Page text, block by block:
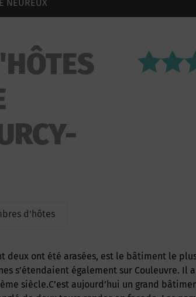
NEUREUX
d'hôtes
deux ont été arasées, est le bâtiment le
s’étendaient également sur Couleuvre. Il a
siècle.C’est aujourd’hui un grand